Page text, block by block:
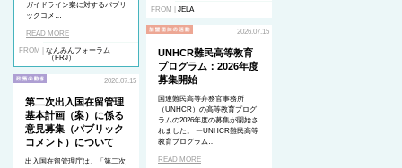
ガイドライン案に対するパブリ
ックコメ…
READ MORE
FROM | なんみんフォーラム
（FRJ）
FROM | JELA
2026.07.15
UNHCR難民高等教育
プログラム：2026年度
募集開始
国連難民高等弁務官事務所
（UNHCR）の高等教育プログ
ラムの2026年度の募集が開始さ
れました。 ーUNHCR難民高等
教育プログラム…
READ MORE
2026.07.15
第二次出入国在留管理
基本計画（案）に係る
意見募集（パブリック
コメント）について
出入国在留管理庁は、「第二次